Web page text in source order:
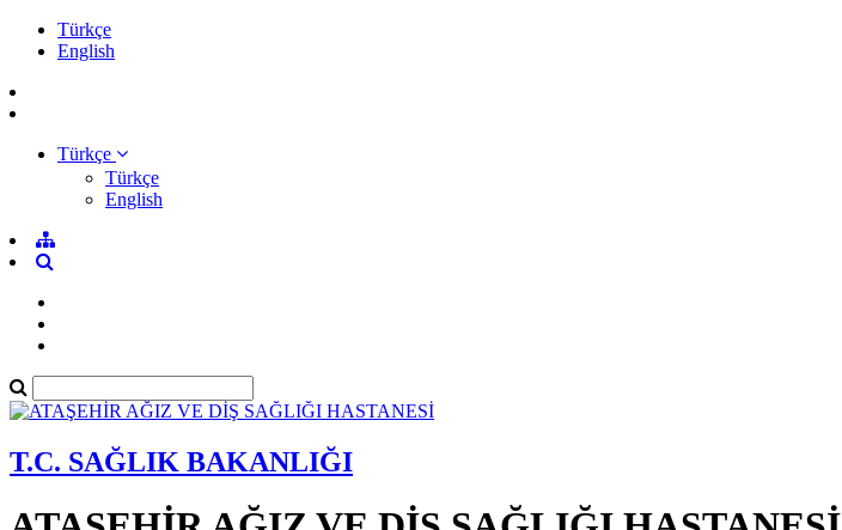
Türkçe
English
Türkçe
Türkçe
English
T.C. SAĞLIK BAKANLIĞI